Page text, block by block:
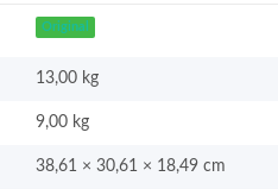
Original
13,00 kg
9,00 kg
38,61 × 30,61 × 18,49 cm